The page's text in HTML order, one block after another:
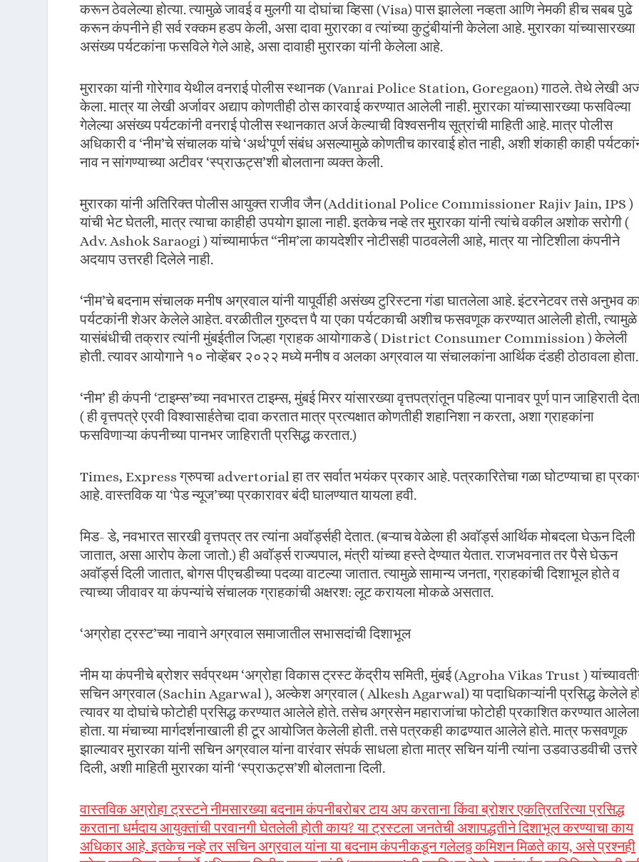
करून ठेवलेल्या होत्या. त्यामुळे जावई व मुलगी या दोघांचा व्हिसा (Visa) पास झालेला नव्हता आणि नेमकी हीच सबब पुढे
करून कंपनीने ही सर्व रक्कम हडप केली, असा दावा मुरारका व त्यांच्या कुटुंबीयांनी केलेला आहे. मुरारका यांच्यासारख्या
असंख्य पर्यटकांना फसविले गेले आहे, असा दावाही मुरारका यांनी केलेला आहे.
मुरारका यांनी गोरेगाव येथील वनराई पोलीस स्थानक (Vanrai Police Station, Goregaon) गाठले. तेथे लेखी
केला. मात्र या लेखी अर्जावर अद्याप कोणतीही ठोस कारवाई करण्यात आलेली नाही. मुरारका यांच्यासारख्या फसविल्या
गेलेल्या असंख्य पर्यटकांनी वनराई पोलीस स्थानकात अर्ज केल्याची विश्वसनीय सूत्रांची माहिती आहे. मात्र पोलीस
अधिकारी व ‘नीम’चे संचालक यांचे ‘अर्थ’पूर्ण संबंध असल्यामुळे कोणतीच कारवाई होत नाही, अशी शंकाही काही
नाव न सांगण्याच्या अटीवर ‘स्प्राऊट्स’शी बोलताना व्यक्त केली.
मुरारका यांनी अतिरिक्त पोलीस आयुक्त राजीव जैन (Additional Police Commissioner Rajiv Jain, IPS )
यांची भेट घेतली, मात्र त्याचा काहीही उपयोग झाला नाही. इतकेच नव्हे तर मुरारका यांनी त्यांचे वकील अशोक सरोगी (
Adv. Ashok Saraogi ) यांच्यामार्फत “नीम’ला कायदेशीर नोटीसही पाठवलेली आहे, मात्र या नोटिशीला कंपनीने
अदयाप उत्तरही दिलेले नाही.
‘नीम’चे बदनाम संचालक मनीष अग्रवाल यांनी यापूर्वीही असंख्य टुरिस्टना गंडा घातलेला आहे. इंटरनेटवर तसे अनुभव
पर्यटकांनी शेअर केलेले आहेत. वरळीतील गुरुदत्त पै या एका पर्यटकाची अशीच फसवणूक करण्यात आलेली होती, त्यामुळे
यासंबंधीची तक्रार त्यांनी मुंबईतील जिल्हा ग्राहक आयोगाकडे ( District Consumer Commission ) केलेली
होती. त्यावर आयोगाने १० नोव्हेंबर २०२२ मध्ये मनीष व अलका अग्रवाल या संचालकांना आर्थिक दंडही ठोठावला होता.
‘नीम’ ही कंपनी ‘टाइम्स’च्या नवभारत टाइम्स, मुंबई मिरर यांसारख्या वृत्तपत्रांतून पहिल्या पानावर पूर्ण पान जाहिराती
( ही वृत्तपत्रे एरवी विश्वासार्हतेचा दावा करतात मात्र प्रत्यक्षात कोणतीही शहानिशा न करता, अशा ग्राहकांना
फसविणाऱ्या कंपनीच्या पानभर जाहिराती प्रसिद्ध करतात.)
Times, Express ग्रुपचा advertorial हा तर सर्वात भयंकर प्रकार आहे. पत्रकारितेचा गळा घोटण्याचा हा
आहे. वास्तविक या ‘पेड न्यूज’च्या प्रकारावर बंदी घालण्यात यायला हवी.
मिड- डे, नवभारत सारखी वृत्तपत्र तर त्यांना अवॉर्ड्सही देतात. (बऱ्याच वेळेला ही अवॉर्ड्स आर्थिक मोबदला घेऊन दिली
जातात, असा आरोप केला जातो.) ही अवॉर्ड्स राज्यपाल, मंत्री यांच्या हस्ते देण्यात येतात. राजभवनात तर पैसे घेऊन
अवॉर्ड्स दिली जातात, बोगस पीएचडीच्या पदव्या वाटल्या जातात. त्यामुळे सामान्य जनता, ग्राहकांची दिशाभूल होते व
त्याच्या जीवावर या कंपन्यांचे संचालक ग्राहकांची अक्षरश: लूट करायला मोकळे असतात.
‘अग्रोहा ट्रस्ट’च्या नावाने अग्रवाल समाजातील सभासदांची दिशाभूल
नीम या कंपनीचे ब्रोशर सर्वप्रथम ‘अग्रोहा विकास ट्रस्ट केंद्रीय समिती, मुंबई (Agroha Vikas Trust )
सचिन अग्रवाल (Sachin Agarwal ), अल्केश अग्रवाल ( Alkesh Agarwal) या पदाधिकाऱ्यांनी प्रसिद्ध केलेले
त्यावर या दोघांचे फोटोही प्रसिद्ध करण्यात आलेले होते. तसेच अग्रसेन महाराजांचा फोटोही प्रकाशित करण्यात आलेला
होता. या मंचाच्या मार्गदर्शनाखाली ही टूर आयोजित केलेली होती. तसे पत्रकही काढण्यात आलेले होते. मात्र फसवणूक
झाल्यावर मुरारका यांनी सचिन अग्रवाल यांना वारंवार संपर्क साधला होता मात्र सचिन यांनी त्यांना उडवाउडवीची उत्तरे
दिली, अशी माहिती मुरारका यांनी ‘स्प्राऊट्स’शी बोलताना दिली.
वास्तविक अग्रोहा ट्रस्टने नीमसारख्या बदनाम कंपनीबरोबर टाय अप करताना किंवा ब्रोशर एकत्रितरित्या प्रसिद्ध
करताना धर्मदाय आयुक्तांची परवानगी घेतलेली होती काय? या ट्रस्टला जनतेची अशापद्धतीने दिशाभूल करण्याचा काय
अधिकार आहे. इतकेच नव्हे तर सचिन अग्रवाल यांना या बदनाम कंपनीकडून गलेलठ्ठ कमिशन मिळते काय, असे प्रश्नही